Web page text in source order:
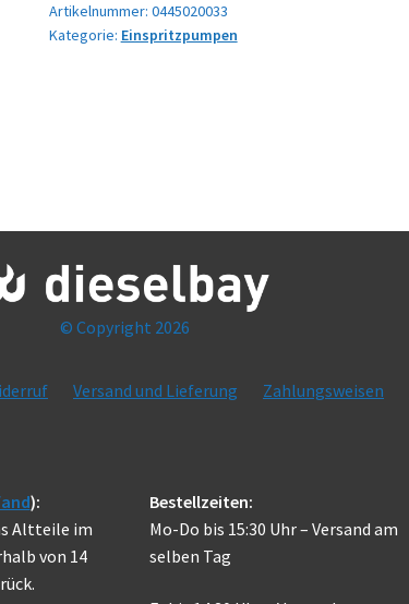
Artikelnummer: 0445020033
Kategorie: Einspritzpumpen
© Copyright 2026
Versand und Lieferung Zahlungsweisen
):
Altteile im
von 14
Bestellzeiten:
Mo-Do bis 15:30 Uhr – Versand am
selben Tag